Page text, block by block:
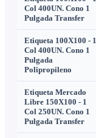
Col 400UN. Cono 1
Pulgada Transfer
Etiqueta 100X100 - 1
Col 400UN. Cono 1
Pulgada
Polipropileno
Etiqueta Mercado
Libre 150X100 - 1
Col 250UN. Cono 1
Pulgada Transfer